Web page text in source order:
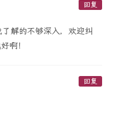
回复
解的不够深入，欢迎纠
啊！
回复